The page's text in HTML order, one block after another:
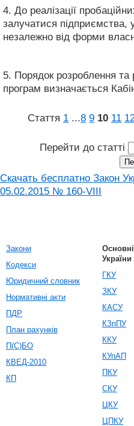
4. До реалізації
залучатися підприємства,
незалежно від форми
5. Порядок розроблення та
програм визначається
Стаття 1 ...8 9 10 11
Перейти до статті
Скачать бесплатно Закон
05.02.2015 № 160-VIII
Закони
Кодекси
Юридичний словник
Нормативні акти
ПДР
План рахунків
П(С)БО
КВЕД-2010
КП
України
ГКУ
ЗКУ
КАСУ
КЗпПУ
ККУ
КУпАП
ПКУ
СКУ
ЦКУ
ЦПКУ